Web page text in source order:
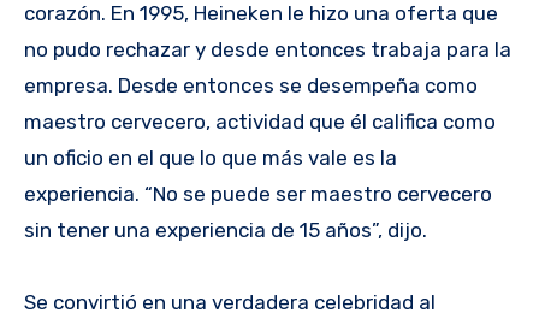
corazón. En 1995, Heineken le hizo una oferta que
no pudo rechazar y desde entonces trabaja para la
empresa. Desde entonces se desempeña como
maestro cervecero, actividad que él califica como
un oficio en el que lo que más vale es la
experiencia. “No se puede ser maestro cervecero
sin tener una experiencia de 15 años”, dijo.
Se convirtió en una verdadera celebridad al